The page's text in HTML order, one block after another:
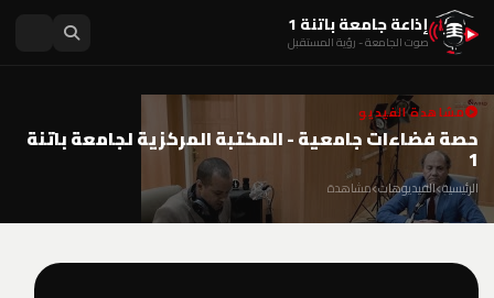
إذاعة جامعة باتنة 1
صوت الجامعة - رؤية المستقبل
مشاهدة الفيديو
حصة فضاءات جامعية - المكتبة المركزية لجامعة باتنة
1
الرئيسية الفيديوهات مشاهدة